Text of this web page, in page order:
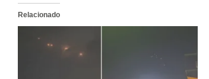
Relacionado